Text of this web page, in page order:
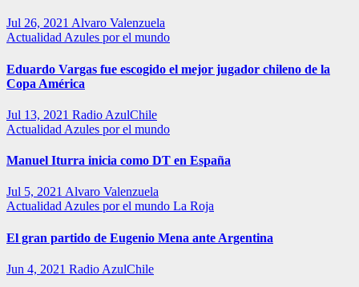
Jul 26, 2021 Alvaro Valenzuela
Actualidad Azules por el mundo
Eduardo Vargas fue escogido el mejor jugador chileno de la
Copa América
Jul 13, 2021 Radio AzulChile
Actualidad Azules por el mundo
Manuel Iturra inicia como DT en España
Jul 5, 2021 Alvaro Valenzuela
Actualidad Azules por el mundo La Roja
El gran partido de Eugenio Mena ante Argentina
Jun 4, 2021 Radio AzulChile